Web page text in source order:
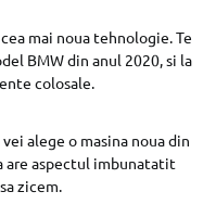
mai noua tehnologie. Te
BMW din anul 2020, si la
colosale.
alege o masina noua din
are aspectul imbunatatit
zicem.